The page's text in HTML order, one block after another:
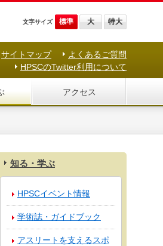
文字サイズ 標準 大 特大
サイトマップ
よくあるご質問
HPSCのTwitter利用について
アクセス
知る・学ぶ
HPSCイベント情報
学術誌・ガイドブック
アスリートを支えるスポ